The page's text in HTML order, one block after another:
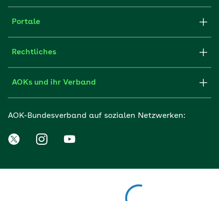
Portale
Rechtliches
AOKs und ihr Verband
AOK-Bundesverband auf sozialen Netzwerken: